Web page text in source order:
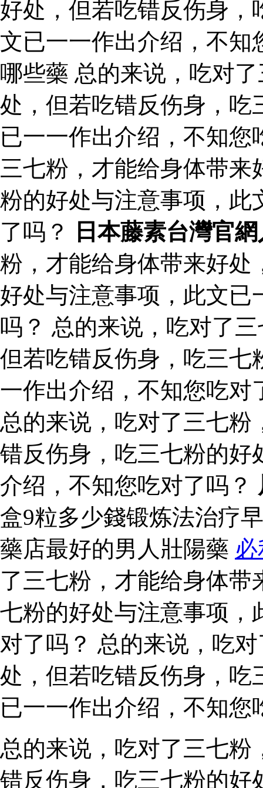
好处，但若吃错反伤身，
文已一一作出介绍，不知
哪些藥 总的来说，吃对
处，但若吃错反伤身，吃
已一一作出介绍，不知
三七粉，才能给身体带
粉的好处与注意事项，此
了吗？
日本藤素台灣官
粉，才能给身体带来好处
好处与注意事项，此文已
吗？ 总的来说，吃对了
但若吃错反伤身，吃三七
一作出介绍，不知您吃对
总的来说，吃对了三七
错反伤身，吃三七粉的好
介绍，不知您吃对了吗？
盒9粒多少錢锻炼法治疗
藥店最好的男人壯陽藥
了三七粉，才能给身体
七粉的好处与注意事项，
对了吗？ 总的来说，吃
处，但若吃错反伤身，吃
已一一作出介绍，不知您
总的来说，吃对了三七
错反伤身，吃三七粉的好